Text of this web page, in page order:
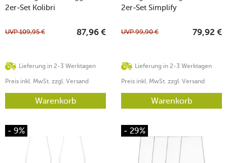
2er-Set Kolibri
Lieferung in 2-3 Werktagen
UVP109,95 € 87,96 €
Preis inkl. MwSt. zzgl. Versand
Warenkorb
2er-Set Simplify
Lieferung in 2-3 Werktagen
UVP99,90 € 79,92 €
Preis inkl. MwSt. zzgl. Versand
Warenkorb
- 9% - 29%